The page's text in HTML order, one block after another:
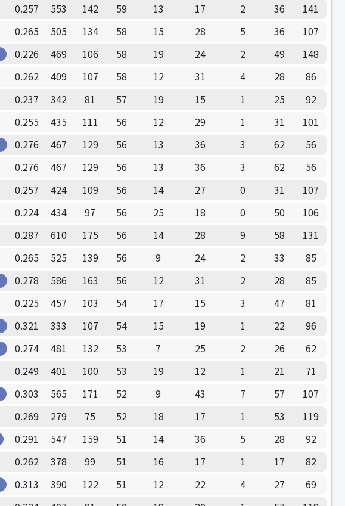
0.257 553 142 59 13 17 2 36
141
0.265 505 134 58 15 28 5 36
107
0.226 469 106 58 19 24 2 49
148
0.262 409 107 58 12 31 4 28
86
0.237 342 81 57 19 15 1 25
92
0.255 435 111 56 12 29 1 31
101
0.276 467 129 56 13 36 3 62
56
0.276 467 129 56 13 36 3 62
56
0.257 424 109 56 14 27 0 31
107
0.224 434 97 56 25 18 0 50
106
0.287 610 175 56 14 28 9 58
131
0.265 525 139 56 9 24 2 33
85
0.278 586 163 56 12 31 2 28
85
0.225 457 103 54 17 15 3 47
81
0.321 333 107 54 15 19 1 22
96
0.274 481 132 53 7 25 2 26
62
0.249 401 100 53 19 12 1 21
71
0.303 565 171 52 9 43 7 57
107
0.269 279 75 52 18 17 1 53
119
0.291 547 159 51 14 36 5 28
92
0.262 378 99 51 16 17 1 17
82
0.313 390 122 51 12 22 4 27
69